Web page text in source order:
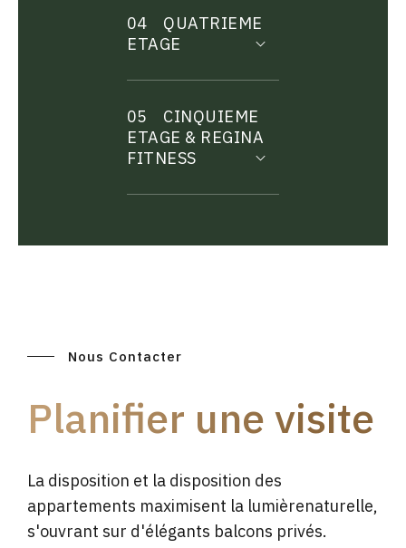
04
QUATRIEME
ETAGE
05
CINQUIEME
ETAGE & REGINA
FITNESS
Nous Contacter
Planifier une visite
La disposition et la disposition des
appartements maximisent la lumièrenaturelle,
s'ouvrant sur d'élégants balcons privés.